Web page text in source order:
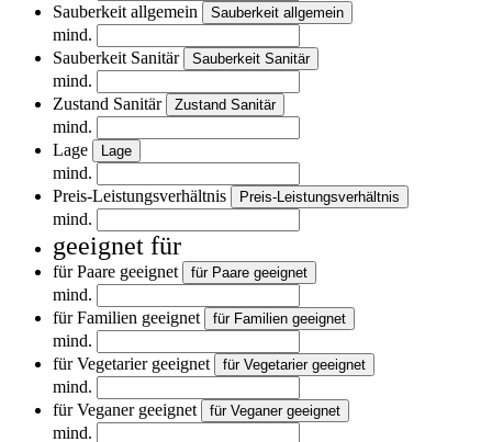
Sauberkeit allgemein
Sauberkeit allgemein
mind.
Sauberkeit Sanitär
Sauberkeit Sanitär
mind.
Zustand Sanitär
Zustand Sanitär
mind.
Lage
Lage
mind.
Preis-Leistungsverhältnis
Preis-Leistungsverhältnis
mind.
geeignet für
für Paare geeignet für Paare geeignet
mind.
für Familien geeignet
für Familien geeignet
mind.
für Vegetarier geeignet
für Vegetarier geeignet
mind.
für Veganer geeignet
für Veganer geeignet
mind.